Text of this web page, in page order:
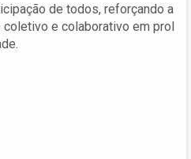
de todos, reforçando a
e colaborativo em prol